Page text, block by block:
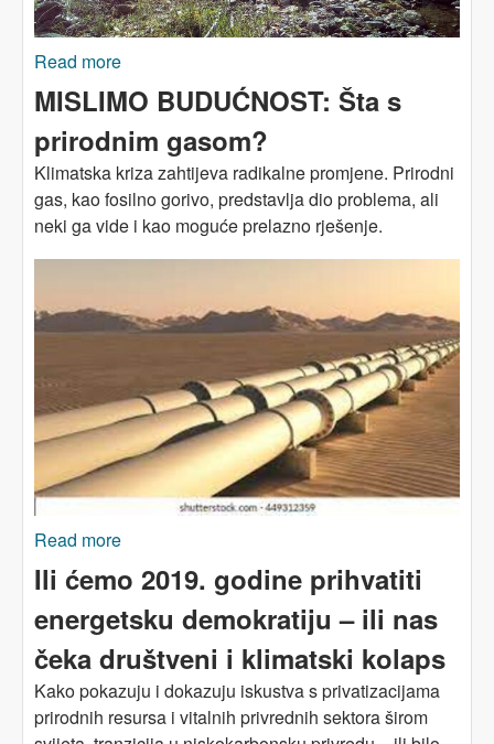
Read more
u hidroenergiji
MISLIMO BUDUĆNOST: Šta s
prirodnim gasom?
Klimatska kriza zahtijeva radikalne promjene. Prirodni
gas, kao fosilno gorivo, predstavlja dio problema, ali
neki ga vide i kao moguće prelazno rješenje.
Read more
gasom?
Ili ćemo 2019. godine prihvatiti
energetsku demokratiju – ili nas
čeka društveni i klimatski kolaps
Kako pokazuju i dokazuju iskustva s privatizacijama
prirodnih resursa i vitalnih privrednih sektora širom